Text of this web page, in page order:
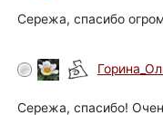
Сережа, спасибо
Сережа, спасибо!